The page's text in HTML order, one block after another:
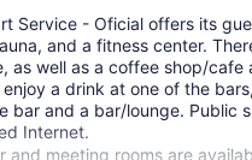
Service - Oficial offers its
and a fitness center.
as well as a coffee shop/cafe
a drink at one of the
bar and a bar/lounge. Public
Internet.
and meeting rooms are